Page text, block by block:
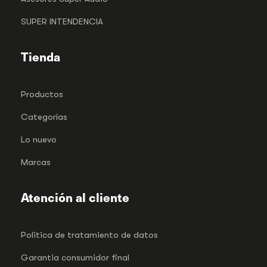
SUPER INTENDENCIA
Tienda
Productos
Categorías
Lo nuevo
Marcas
Atención al cliente
Politica de tratamiento de datos
Garantia consumidor final